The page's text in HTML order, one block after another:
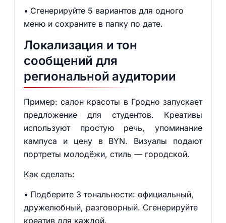
Сгенерируйте 5 вариантов для одного
меню и сохраните в папку по дате.
Локализация и тон
сообщений для
региональной аудитории
Пример: салон красоты в Гродно запускает
предложение для студентов. Креативы
используют простую речь, упоминание
кампуса и цену в BYN. Визуалы подают
портреты молодёжи, стиль — городской.
Как сделать:
Подберите 3 тональности: официальный,
дружелюбный, разговорный. Сгенерируйте
креатив для каждой.